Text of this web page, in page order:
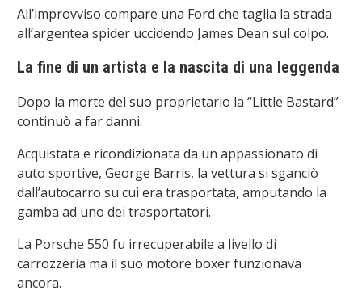
All’improvviso compare una Ford che taglia la strada
all’argentea spider uccidendo James Dean sul colpo.
La fine di un artista e la nascita di una leggenda
Dopo la morte del suo proprietario la “Little Bastard”
continuò a far danni.
Acquistata e ricondizionata da un appassionato di
auto sportive, George Barris, la vettura si sganciò
dall’autocarro su cui era trasportata, amputando la
gamba ad uno dei trasportatori.
La Porsche 550 fu irrecuperabile a livello di
carrozzeria ma il suo motore boxer funzionava
ancora.